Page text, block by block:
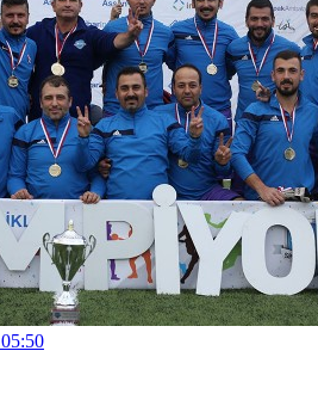
05:50